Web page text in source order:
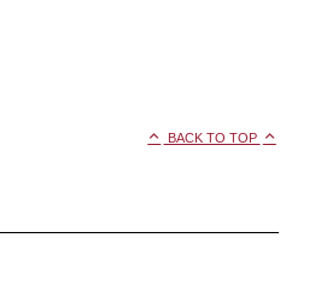
BACK TO TOP